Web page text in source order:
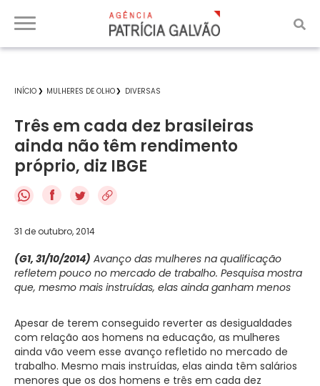
INÍCIO MULHERES DE OLHO DIVERSAS
Três em cada dez brasileiras
ainda não têm rendimento
próprio, diz IBGE
f
31 de outubro, 2014
(G1, 31/10/2014) Avanço das mulheres na qualificação
refletem pouco no mercado de trabalho. Pesquisa mostra
que, mesmo mais instruídas, elas ainda ganham menos
Apesar de terem conseguido reverter as desigualdades
com relação aos homens na educação, as mulheres
ainda vão veem esse avanço refletido no mercado de
trabalho. Mesmo mais instruídas, elas ainda têm salários
menores que os dos homens e três em cada dez